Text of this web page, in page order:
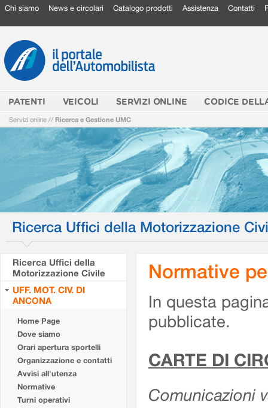
Chi siamo News e circolari Catalogo prodotti Assistenza Contatti
PATENTI VEICOLI SERVIZI ONLINE CODICE
Servizi online // Ricerca e Gestione UMC
Ricerca Uffici della Motorizzazione
Ricerca Uffici della
Motorizzazione Civile
UFF. MOT. CIV. DI
ANCONA
Home Page
Dove siamo
Orari apertura sportelli
Organizzazione e contatti
Avvisi all'utenza
Normative
Turni operativi
Normative
In questa
pubblicate.
CARTE DI
Comunicazioni